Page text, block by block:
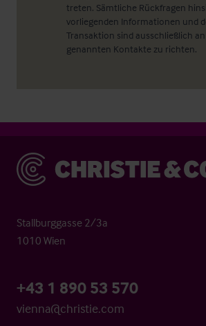
treten. Sämtliche Rückfragen
vorliegenden Informationen und
Transaktion sind ausschließlich
genannten Kontakte zu richten.
Christie & Co
Stallburggasse 2/3a
1010 Wien
+43 1 890 53 570
vienna@christie.com